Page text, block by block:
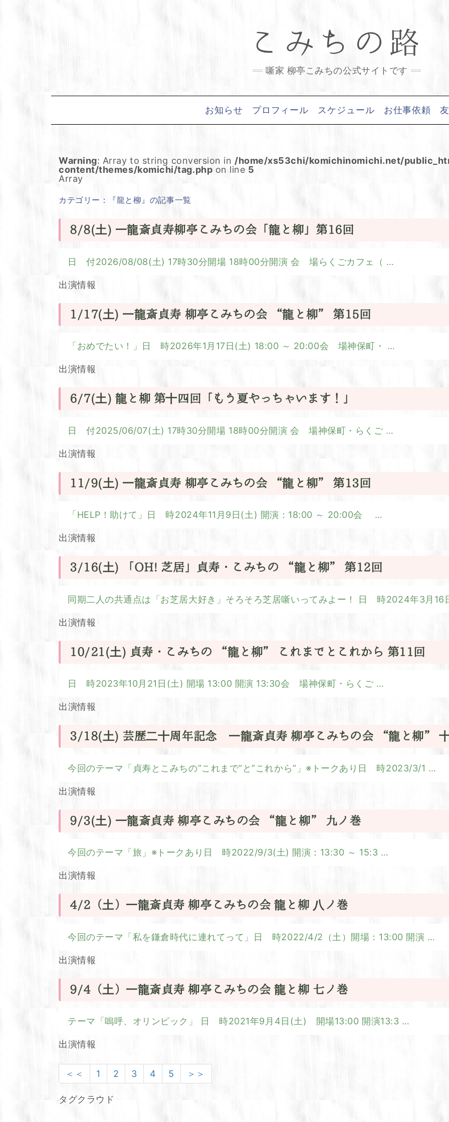
こみちの路
噺家 柳亭こみちの公式サイトです
お知らせ プロフィール スケジュール お仕事依頼
Warning: Array to string conversion in /home/xs53chi/komichinomichi.net/
content/themes/komichi/tag.php on line 5
Array
カテゴリー：『龍と柳』の記事一覧
8/8(土) 一龍斎貞寿柳亭こみちの会「龍と柳」第16回
日 付2026/08/08(土) 17時30分開場 18時00分開演 会 場らくごカフェ（ …
出演情報
1/17(土) 一龍斎貞寿 柳亭こみちの会 “龍と柳” 第15回
「おめでたい！」日 時2026年1月17日(土) 18:00 ～ 20:00会 場神保町・ …
出演情報
6/7(土) 龍と柳 第十四回「もう夏やっちゃいます！」
日 付2025/06/07(土) 17時30分開場 18時00分開演 会 場神保町・らくご …
出演情報
11/9(土) 一龍斎貞寿 柳亭こみちの会 “龍と柳” 第13回
「HELP！助けて」日 時2024年11月9日(土) 開演：18:00 ～ 20:00会 …
出演情報
3/16(土) 「OH! 芝居」貞寿・こみちの “龍と柳” 第12回
同期二人の共通点は「お芝居大好き」そろそろ芝居噺いってみよー！ 日 時2024年3月16
出演情報
10/21(土) 貞寿・こみちの “龍と柳” これまでとこれから 第11回
日 時2023年10月21日(土) 開場 13:00 開演 13:30会 場神保町・らくご …
出演情報
3/18(土) 芸歴二十周年記念 一龍斎貞寿 柳亭こみちの会 “龍と柳”
今回のテーマ「貞寿とこみちの”これまで”と”これから”」※トークあり日 時2023/3/1 …
出演情報
9/3(土) 一龍斎貞寿 柳亭こみちの会 “龍と柳” 九ノ巻
今回のテーマ「旅」※トークあり日 時2022/9/3(土) 開演：13:30 ～ 15:3 …
出演情報
4/2（土）一龍斎貞寿 柳亭こみちの会 龍と柳 八ノ巻
今回のテーマ「私を鎌倉時代に連れてって」日 時2022/4/2（土）開場：13:00 開演 …
出演情報
9/4（土）一龍斎貞寿 柳亭こみちの会 龍と柳 七ノ巻
テーマ「嗚呼、オリンピック」 日 時2021年9月4日(土) 開場13:00 開演13:3 …
出演情報
＜＜ 1 2 3 4 5 ＞＞
タグクラウド